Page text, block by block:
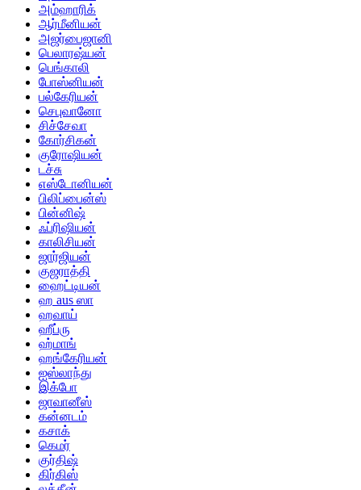
அம்ஹாரிக்
ஆர்மீனியன்
அஜர்பைஜானி
பெலாரஷ்யன்
பெங்காலி
போஸ்னியன்
பல்கேரியன்
செபுவானோ
சிச்சேவா
கோர்சிகன்
குரோஷியன்
டச்சு
எஸ்டோனியன்
பிலிப்பைன்ஸ்
பின்னிஷ்
ஃப்ரிஷியன்
காலிசியன்
ஜார்ஜியன்
குஜராத்தி
ஹைட்டியன்
ஹ aus ஸா
ஹவாய்
ஹீப்ரு
ஹ்மாங்
ஹங்கேரியன்
ஐஸ்லாந்து
இக்போ
ஜாவானீஸ்
கன்னடம்
கசாக்
கெமர்
குர்திஷ்
கிர்கிஸ்